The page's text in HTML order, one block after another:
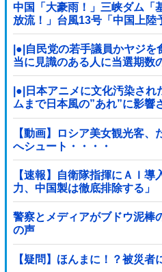
中国「大豪雨！」三峡ダム「
放流！」台風13号「中国上陸
（画像」中国「台風同時上陸
→
|●|自民党の若手議員かヤジ
当に見識のある人に当選期数
と不満たらたらな様子を見
|●|日本アニメに文化汚染さ
ムまで日本風の”あれ”に影
【動画】ロシア美女観光客
へシュート・・・・
【速報】自衛隊指揮にＡＩ
力、中国製は徹底排除する」
警察とメディアがブドウ泥棒
の声
【疑問】ほんまに！？被災者